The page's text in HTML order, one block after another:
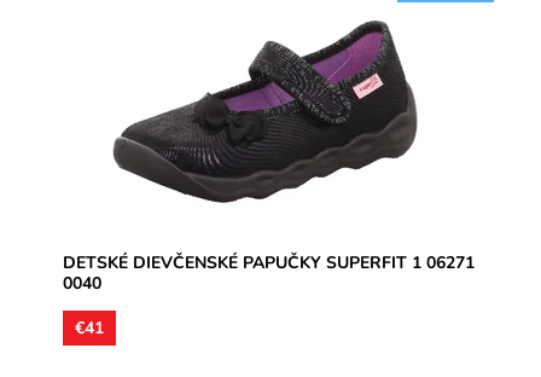
Dievčenské papučky, materiál textil, jemne trblietavý,
perforované podrážky prevzdušnia chodidlo, model
Skladom
Superfit
Záruka:
2 roky
DETSKÉ DIEVČENSKÉ PAPUČKY SUPERFIT 1 06271
0040
€41